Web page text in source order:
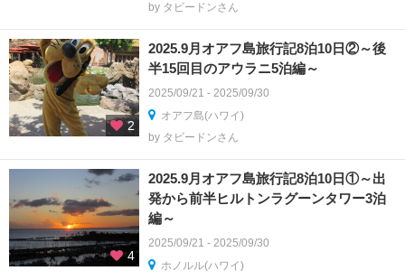
by タビードンさん
2
2025.9月オアフ島旅行記8泊10日②～後
半15回目のアウラニ5泊編～
2025/09/21 - 2025/09/30
オアフ島(ハワイ)
by タビードンさん
4
2025.9月オアフ島旅行記8泊10日①～出
発から前半ヒルトンラグーンタワー3泊
編～
2025/09/21 - 2025/09/30
ホノルル(ハワイ)